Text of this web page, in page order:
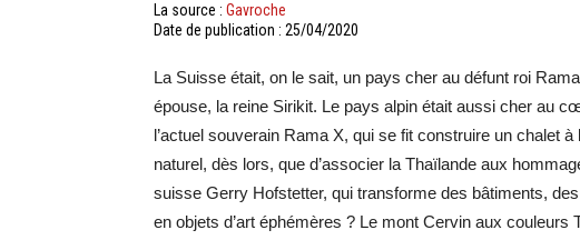
La source : Gavroche
Date de publication : 25/04/2020
La Suisse était, on le sait, un pays cher au défunt roi
épouse, la reine Sirikit. Le pays alpin était aussi cher au
l’actuel souverain Rama X, qui se fit construire un chalet
naturel, dès lors, que d’associer la Thaïlande aux
suisse Gerry Hofstetter, qui transforme des bâtiments,
en objets d’art éphémères ? Le mont Cervin aux